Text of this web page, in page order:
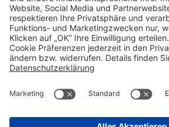
AGB (DE)
Informationspflichten